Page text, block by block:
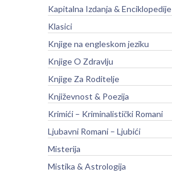
Kapitalna Izdanja & Enciklopedije
Klasici
Knjige na engleskom jeziku
Knjige O Zdravlju
Knjige Za Roditelje
Književnost & Poezija
Krimići – Kriminalistički Romani
Ljubavni Romani – Ljubići
Misterija
Mistika & Astrologija